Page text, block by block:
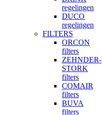
regelingen
DUCO
regelingen
FILTERS
ORCON
filters
ZEHNDER-
STORK
filters
COMAIR
filters
BUVA
filters